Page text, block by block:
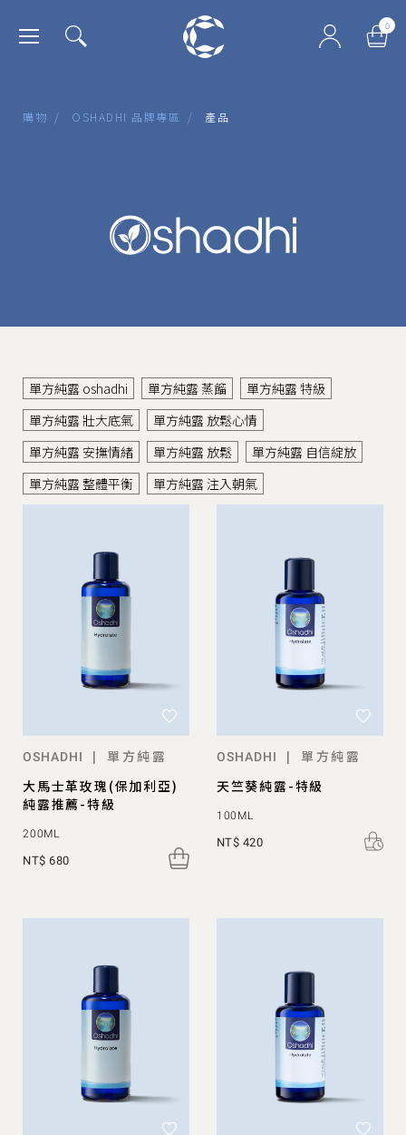
肯園 Canjune 0
購物 / OSHADHI 品牌專區 / 產品
單方純露 oshadhi 單方純露 蒸餾
單方純露 特級
單方純露 壯大底氣
單方純露 放鬆心情
單方純露 安撫情緒
單方純露 放鬆
單方純露 自信綻放
單方純露 整體平衡
單方純露 注入朝氣
OSHADHI |
單方純露
大馬士革玫瑰(保加利亞)
純露推薦-特級
200ML
NT$ 680
OSHADHI |
單方純露
天竺葵純露-特級
100ML
NT$ 420